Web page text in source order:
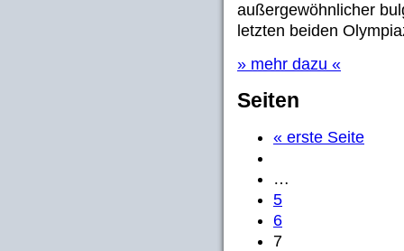
außergewöhnlicher
letzten beiden
» mehr dazu «
Seiten
« erste Seite
…
5
6
7